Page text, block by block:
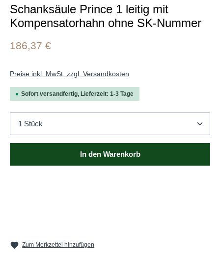
Schanksäule Prince 1 leitig mit
Kompensatorhahn ohne SK-Nummer
186,37 €
Preise inkl. MwSt. zzgl. Versandkosten
Sofort versandfertig, Lieferzeit: 1-3 Tage
Produkt Anzahl: Gib den gewünschten Wert ein
In den Warenkorb
Zum Merkzettel hinzufügen